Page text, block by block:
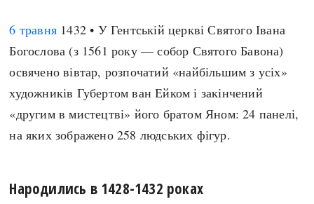
6 травня 1432 • У Гентській церкві Святого Івана
Богослова (з 1561 року — собор Святого Бавона)
освячено вівтар, розпочатий «найбільшим з усіх»
художників Губертом ван Ейком і закінчений
«другим в мистецтві» його братом Яном: 24 панелі,
на яких зображено 258 людських фігур.
Народились в 1428-1432 роках